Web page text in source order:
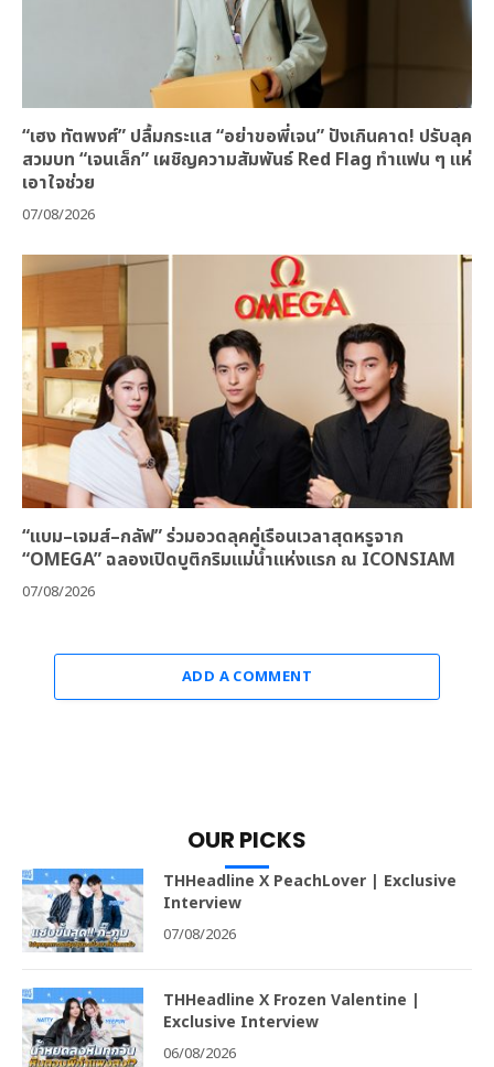
“เฮง ทัตพงศ์” ปลื้มกระแส “อย่าขอพี่เจน” ปังเกินคาด! ปรับลุค
สวมบท “เจนเล็ก” เผชิญความสัมพันธ์ Red Flag ทำแฟน ๆ แห่
เอาใจช่วย
07/08/2026
“แบม–เจมส์–กลัฟ” ร่วมอวดลุคคู่เรือนเวลาสุดหรูจาก
“OMEGA” ฉลองเปิดบูติกริมแม่น้ำแห่งแรก ณ ICONSIAM
07/08/2026
ADD A COMMENT
OUR PICKS
THHeadline X PeachLover | Exclusive
Interview
07/08/2026
THHeadline X Frozen Valentine |
Exclusive Interview
06/08/2026